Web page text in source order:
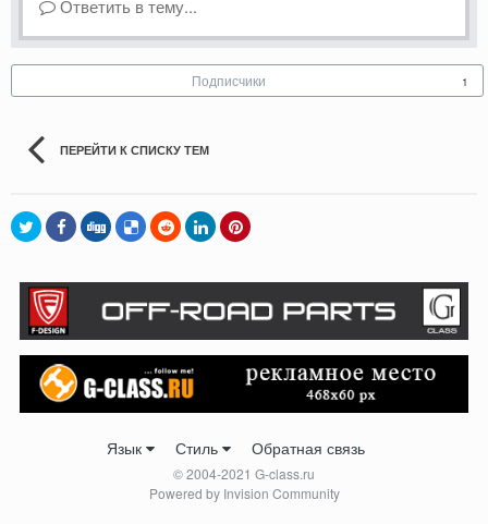
Ответить в тему...
Подписчики 1
ПЕРЕЙТИ К СПИСКУ ТЕМ
Язык Стиль Обратная связь
© 2004-2021 G-class.ru
Powered by Invision Community